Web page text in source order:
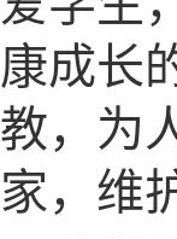
康成长
教，为
家，维